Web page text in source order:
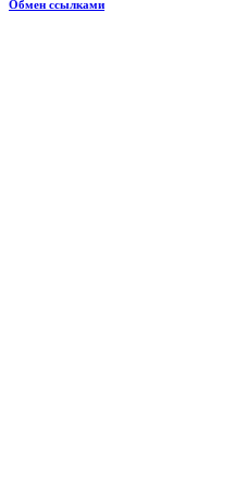
Обмен ссылками